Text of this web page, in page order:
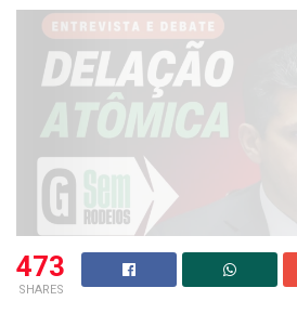
473
SHARES